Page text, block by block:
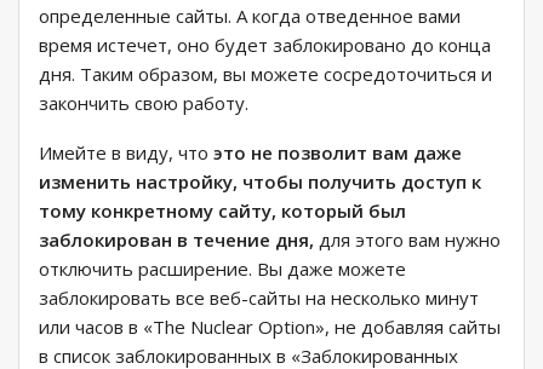
определенные сайты. А когда отведенное вами
время истечет, оно будет заблокировано до конца
дня. Таким образом, вы можете сосредоточиться и
закончить свою работу.
Имейте в виду, что это не позволит вам даже
изменить настройку, чтобы получить доступ к
тому конкретному сайту, который был
заблокирован в течение дня, для этого вам нужно
отключить расширение. Вы даже можете
заблокировать все веб-сайты на несколько минут
или часов в «The Nuclear Option», не добавляя сайты
в список заблокированных в «Заблокированных